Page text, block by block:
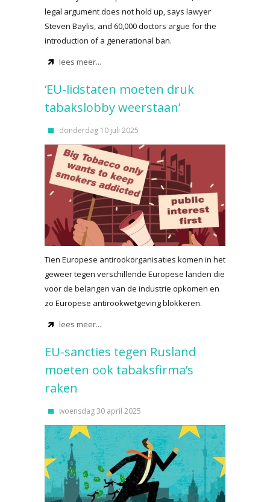
legal argument does not hold up, says lawyer
Steven Baylis, and 60,000 doctors argue for the
introduction of a generational ban.
lees meer...
‘EU-lidstaten moeten druk
tabakslobby weerstaan’
donderdag 10 juli 2025
Tien Europese antirookorganisaties komen in het
geweer tegen verschillende Europese landen die
voor de belangen van de industrie opkomen en
zo Europese antirookwetgeving blokkeren.
lees meer...
EU-sancties tegen Rusland
moeten ook tabaksfirma’s
raken
woensdag 30 april 2025